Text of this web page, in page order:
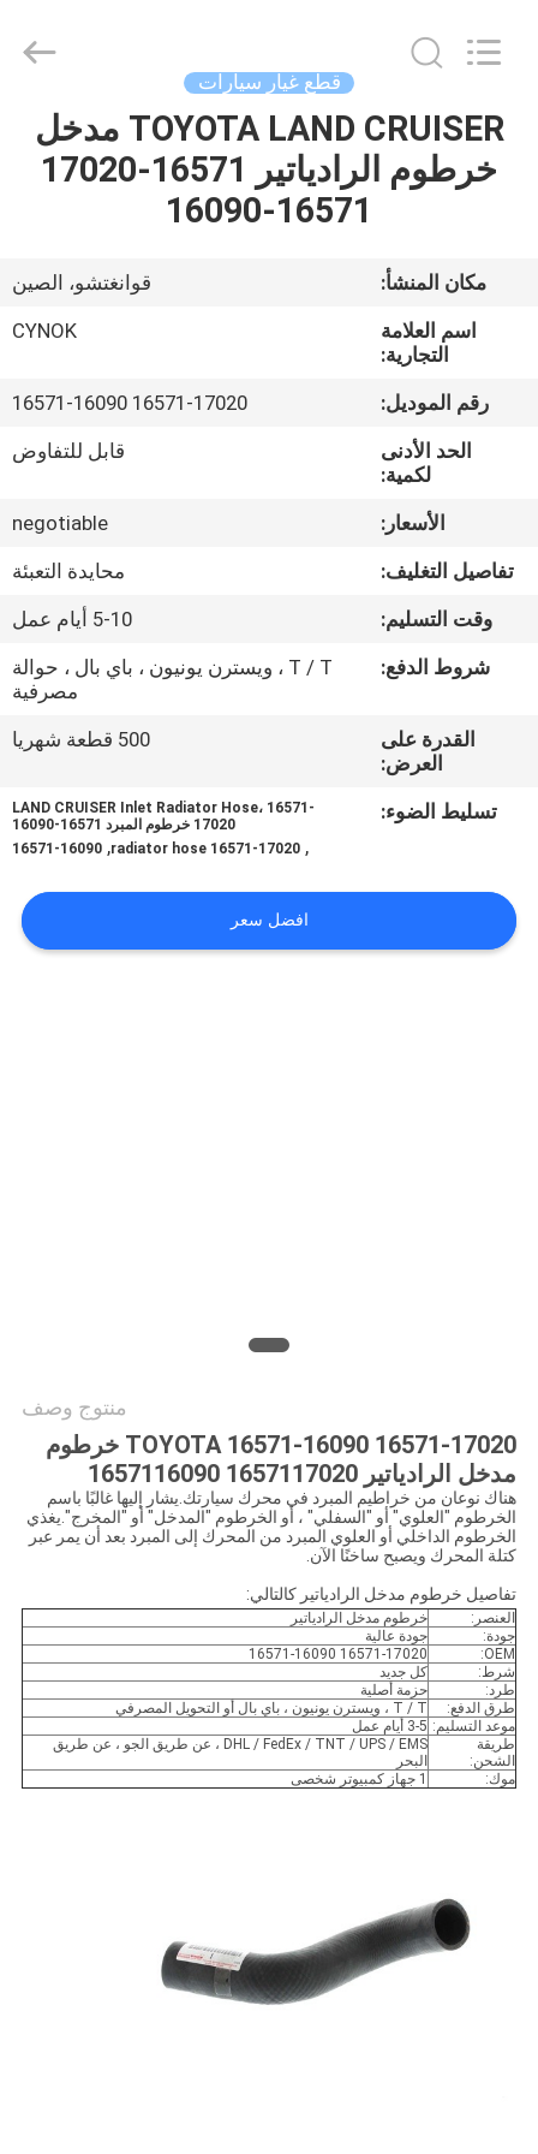
منزل،
بيت
معلومات
جولة
المعمل
مراقبة
الجودة
أخبار
اطلب
اقتباس
Rights
Reserved.
قطع غيار سيارات
TOYOTA LAND CRUISER مدخل
خرطوم الرادياتير 16571-17020
16571-16090
مكان المنشأ:
قوانغتشو، الصين
اسم العلامة
التجارية:
CYNOK
رقم الموديل:
16571-17020 16571-16090
الحد الأدنى
لكمية:
قابل للتفاوض
الأسعار:
negotiable
تفاصيل التغليف:
محايدة التعبئة
وقت التسليم:
5-10 أيام عمل
شروط الدفع:
T / T ، ويسترن يونيون ، باي بال ، حوالة
مصرفية
القدرة على
العرض:
500 قطعة شهريا
تسليط الضوء:
LAND CRUISER Inlet Radiator Hose، 16571-
17020 خرطوم المبرد 16571-16090
,
16571-17020 radiator hose
,
16571-16090
افضل سعر
منتوج وصف
16571-17020 16571-16090 TOYOTA خرطوم
مدخل الرادياتير 1657117020 1657116090
هناك نوعان من خراطيم المبرد في محرك سيارتك.يشار إليها غالبًا باسم
الخرطوم "العلوي" أو "السفلي" ، أو الخرطوم "المدخل" أو "المخرج".يغذي
الخرطوم الداخلي أو العلوي المبرد من المحرك إلى المبرد بعد أن يمر عبر
كتلة المحرك ويصبح ساخنًا الآن.
تفاصيل خرطوم مدخل الرادياتير كالتالي:
العنصر:
خرطوم مدخل الرادياتير
جودة:
جودة عالية
OEM:
16571-17020 16571-16090
شرط:
كل جديد
طرد:
حزمة أصلية
طرق الدفع:
T / T ، ويسترن يونيون ، باي بال أو التحويل المصرفي
موعد التسليم: 3-5 أيام عمل
طريقة
الشحن:
DHL / FedEx / TNT / UPS / EMS ، عن طريق الجو ، عن طريق
البحر
موك:
1 جهاز كمبيوتر شخصى